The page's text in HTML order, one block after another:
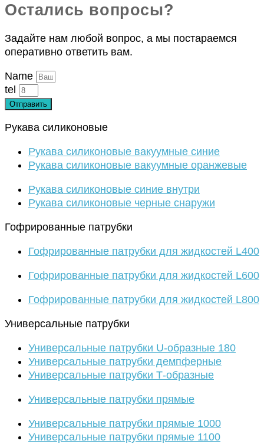
Остались вопросы?
Задайте нам любой вопрос, а мы постараемся
оперативно ответить вам.
Name
tel
Отправить
Рукава силиконовые
Рукава силиконовые вакуумные синие
Рукава силиконовые вакуумные оранжевые
Рукава силиконовые синие внутри
Рукава силиконовые черные снаружи
Гофрированные патрубки
Гофрированные патрубки для жидкостей L400
Гофрированные патрубки для жидкостей L600
Гофрированные патрубки для жидкостей L800
Универсальные патрубки
Универсальные патрубки U-образные 180
Универсальные патрубки демпферные
Универсальные патрубки Т-образные
Универсальные патрубки прямые
Универсальные патрубки прямые 1000
Универсальные патрубки прямые 1100